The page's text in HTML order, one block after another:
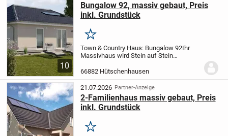
10
Bungalow 92, massiv gebaut, Preis
inkl. Grundstück
Merken
Town & Country Haus: Bungalow 92Ihr
Massivhaus wird Stein auf Stein
schlüsselfertiges Haus, das heißt Sie
müssen vor dem Einzug in Ihr Traumhaus
nur noch...
66882 Hütschenhausen
21.07.2026 Partner-Anzeige
2-Familienhaus massiv gebaut, Preis
inkl. Grundstück
Merken